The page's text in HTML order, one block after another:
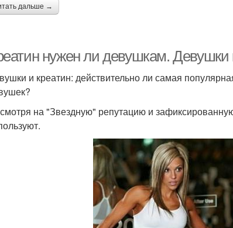
дальше →
нужен ли девушкам. Девушки
и креатин: действительно ли самая
на "Звездную" репутацию и